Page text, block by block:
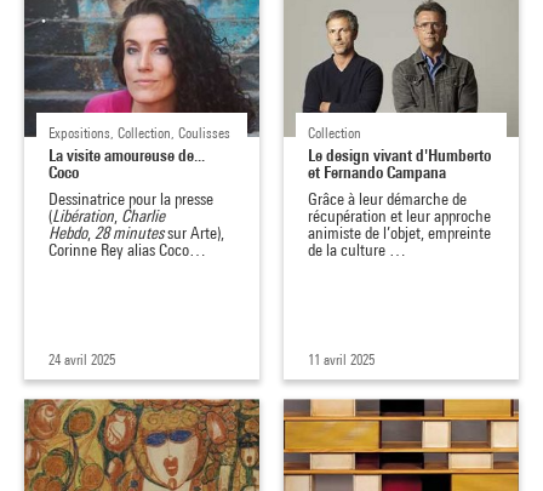
Expositions, Collection, Coulisses
La visite amoureuse de...
Coco
Dessinatrice pour la presse
(Libération Charlie
Hebdo, 28 minutessur Arte),
Corinne Rey alias Coco…
24 avril 2025
Collection
Le design vivant d'Humberto
et Fernando Campana
Grâce à leur démarche de
récupération et leur approche
animiste de l’objet, empreinte
de la culture …
11 avril 2025